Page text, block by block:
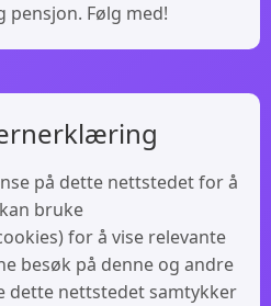
pensjon. Følg med!
på dette nettstedet for å
bruke
for å vise relevante
besøk på denne og andre
dette nettstedet samtykker